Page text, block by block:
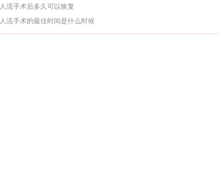
人流手术后多久可以恢复
人流手术的最佳时间是什么时候